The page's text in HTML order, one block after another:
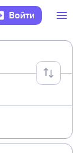
Войти